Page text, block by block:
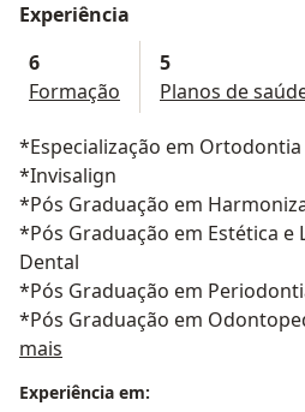
Experiência
6
Formação
5
Planos de
*Especialização em Ortodontia
*Invisalign
*Pós Graduação em
*Pós Graduação em Estética e
Dental
*Pós Graduação em
*Pós Graduação em
mais
Experiência em: